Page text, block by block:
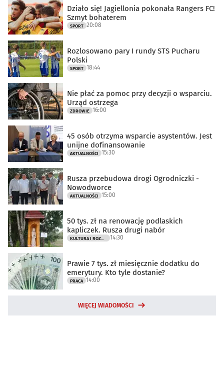
Działo się! Jagiellonia pokonała Rangers FC!
Szmyt bohaterem
SPORT 20:08
Rozlosowano pary I rundy STS Pucharu
Polski
SPORT 18:44
Nie płać za pomoc przy decyzji o wsparciu.
Urząd ostrzega
ZDROWIE 16:00
45 osób otrzyma wsparcie asystentów. Jest
unijne dofinansowanie
AKTUALNOŚCI 15:30
Rusza przebudowa drogi Ogrodniczki -
Nowodworce
AKTUALNOŚCI 15:00
50 tys. zł na renowację podlaskich
kapliczek. Rusza drugi nabór
14:30
Prawie 7 tys. zł miesięcznie dodatku do
emerytury. Kto tyle dostanie?
PRACA 14:00
WIĘCEJ WIADOMOŚCI